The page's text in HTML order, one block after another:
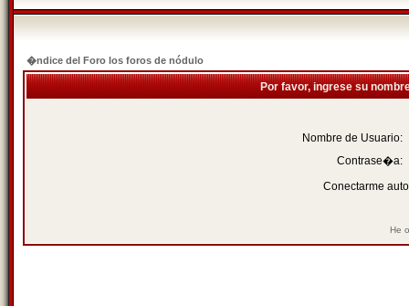
�ndice del Foro los foros de nódulo
Por favor, ingrese su
Nombre de Usuario:
Contrase�a:
Conectarme
He